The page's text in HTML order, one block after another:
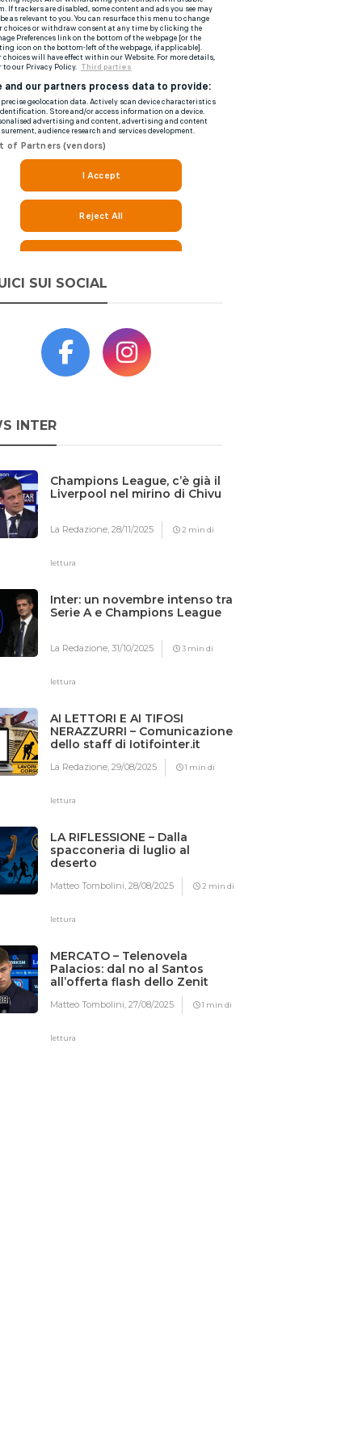
SUI SOCIAL
INTER
Champions League, c’è già il
Liverpool nel mirino di Chivu
La Redazione,28/11/2025 2 min di
lettura
Inter: un novembre intenso tra
Serie A e Champions League
La Redazione,31/10/2025 3 min di
lettura
AI LETTORI E AI TIFOSI
NERAZZURRI – Comunicazione
dello staff di Iotifointer.it
La Redazione,29/08/2025 1 min di
lettura
LA RIFLESSIONE – Dalla
spacconeria di luglio al
deserto
Matteo Tombolini,28/08/2025 2 min di
lettura
MERCATO – Telenovela
Palacios: dal no al Santos
all’offerta flash dello Zenit
Matteo Tombolini,27/08/2025 1 min di
lettura